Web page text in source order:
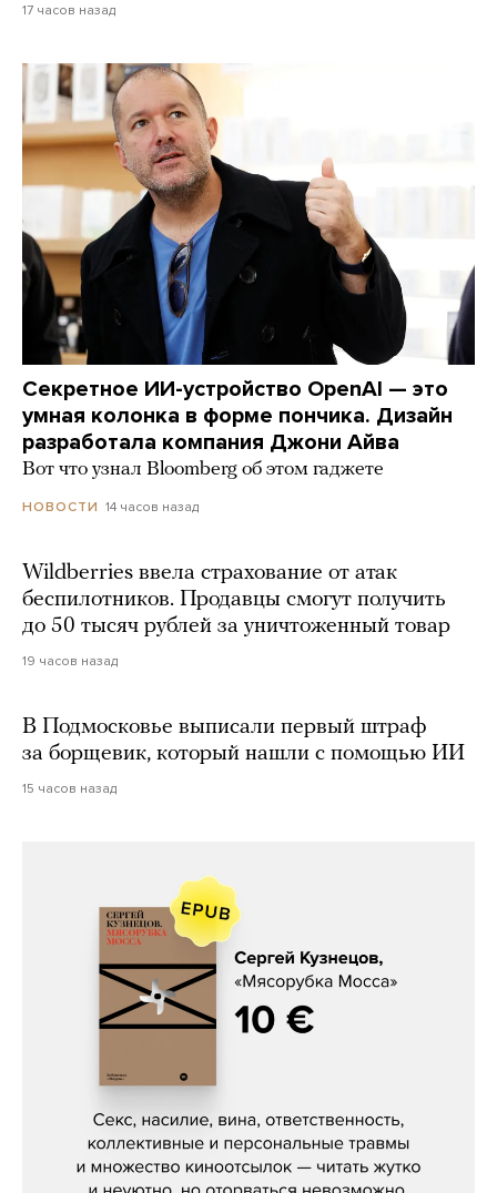
17 часов назад
Секретное ИИ-устройство OpenAI — это
умная колонка в форме пончика. Дизайн
разработала компания Джони Айва
Вот что узнал Bloomberg об этом гаджете
НОВОСТИ 14 часов назад
Wildberries ввела страхование от атак
беспилотников. Продавцы смогут получить
до 50 тысяч рублей за уничтоженный товар
19 часов назад
В Подмосковье выписали первый штраф
за борщевик, который нашли с помощью ИИ
15 часов назад
Сергей Кузнецов, «Мясорубка